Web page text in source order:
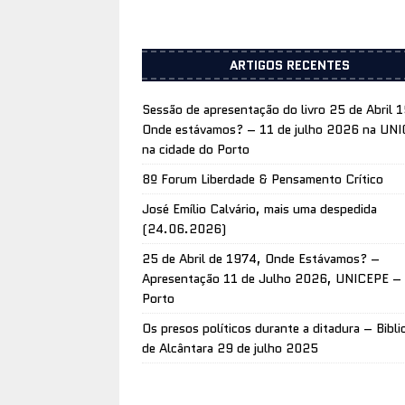
ARTIGOS RECENTES
Sessão de apresentação do livro 25 de Abril
Onde estávamos? – 11 de julho 2026 na
na cidade do Porto
8º Forum Liberdade & Pensamento Crítico
José Emílio Calvário, mais uma despedida
(24.06.2026)
25 de Abril de 1974, Onde Estávamos? –
Apresentação 11 de Julho 2026, UNICEPE –
Porto
Os presos políticos durante a ditadura –
de Alcântara 29 de julho 2025